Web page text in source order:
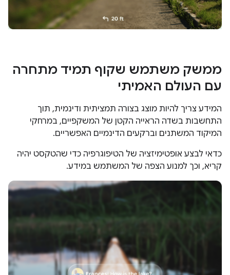
ממשק משתמש שקוף תמיד מתחרה
עם העולם האמיתי
המידע צריך להיות מוצג בצורה תמציתית ודינמית, תוך
התחשבות בשדה הראייה הקטן של המשקפיים, במרחקי
המיקוד המשתנים וברקעים הדינמיים האפשריים.
כדאי לבצע אופטימיזציה של הטיפוגרפיה כדי שהטקסט יהיה
קריא, וכך למנוע הצפה של המשתמש במידע.